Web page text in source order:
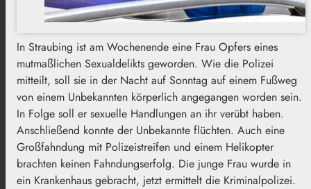
In Straubing ist am Wochenende eine Frau Opfers eines
mutmaßlichen Sexualdelikts geworden. Wie die Polizei
mitteilt, soll sie in der Nacht auf Sonntag auf einem Fußweg
von einem Unbekannten körperlich angegangen worden sein.
In Folge soll er sexuelle Handlungen an ihr verübt haben.
Anschließend konnte der Unbekannte flüchten. Auch eine
Großfahndung mit Polizeistreifen und einem Helikopter
brachten keinen Fahndungserfolg. Die junge Frau wurde in
ein Krankenhaus gebracht, jetzt ermittelt die Kriminalpolizei.